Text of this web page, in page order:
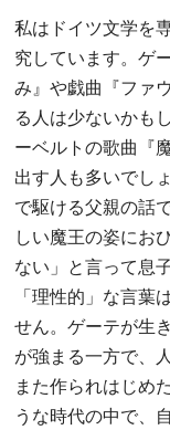
私はドイツ文学を
究しています。ゲ
み』や戯曲『ファ
る人は少ないかも
ーベルトの歌曲『
出す人も多いでし
で駆ける父親の話
しい魔王の姿にお
ない」と言って息
「理性的」な言葉
せん。ゲーテが生
が強まる一方で、
また作られはじめ
うな時代の中で、